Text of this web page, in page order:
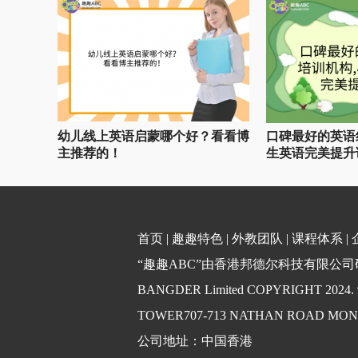
幼儿线上英语启蒙哪个好？看看博
主推荐的！
口碑最好的英
生英语完美提
首页 | 趣趣特色 | 外教团队 | 课程体系 |
“趣趣ABC”由香港邦德尔科技有限公
BANGDER Limited COPYRIGHT
TOWER707-713 NATHAN ROAD
公司地址：中国香港